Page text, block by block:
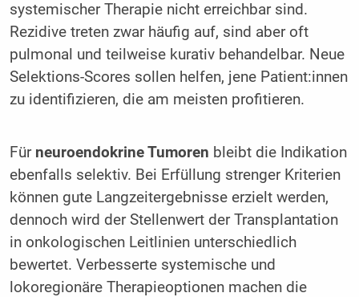
systemischer Therapie nicht erreichbar sind.
Rezidive treten zwar häufig auf, sind aber oft
pulmonal und teilweise kurativ behandelbar. Neue
Selektions-Scores sollen helfen, jene Patient:innen
zu identifizieren, die am meisten profitieren.
Für neuroendokrine Tumoren bleibt die Indikation
ebenfalls selektiv. Bei Erfüllung strenger Kriterien
können gute Langzeitergebnisse erzielt werden,
dennoch wird der Stellenwert der Transplantation
in onkologischen Leitlinien unterschiedlich
bewertet. Verbesserte systemische und
lokoregionäre Therapieoptionen machen die